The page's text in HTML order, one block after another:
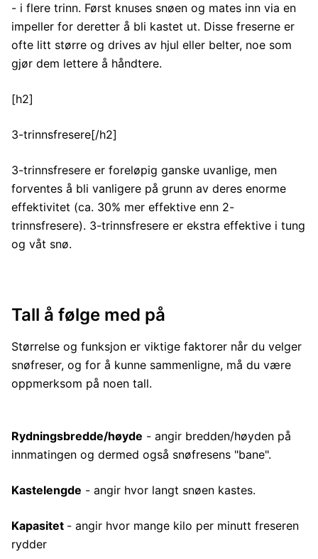
- i flere trinn. Først knuses snøen og mates inn via en
impeller for deretter å bli kastet ut. Disse freserne er
ofte litt større og drives av hjul eller belter, noe som
gjør dem lettere å håndtere.
[h2]
3-trinnsfresere[/h2]
3-trinnsfresere er foreløpig ganske uvanlige, men
forventes å bli vanligere på grunn av deres enorme
effektivitet (ca. 30% mer effektive enn 2-
trinnsfresere). 3-trinnsfresere er ekstra effektive i tung
og våt snø.
Tall å følge med på
Størrelse og funksjon er viktige faktorer når du velger
snøfreser, og for å kunne sammenligne, må du være
oppmerksom på noen tall.
Rydningsbredde/høyde - angir bredden/høyden på
innmatingen og dermed også snøfresens "bane".
Kastelengde - angir hvor langt snøen kastes.
Kapasitet - angir hvor mange kilo per minutt freseren
rydder